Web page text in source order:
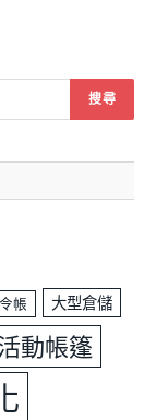
帳 大型倉儲
動帳篷